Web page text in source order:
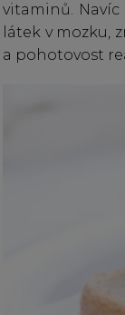
vitaminů.
látek v mozku,
a pohotovost